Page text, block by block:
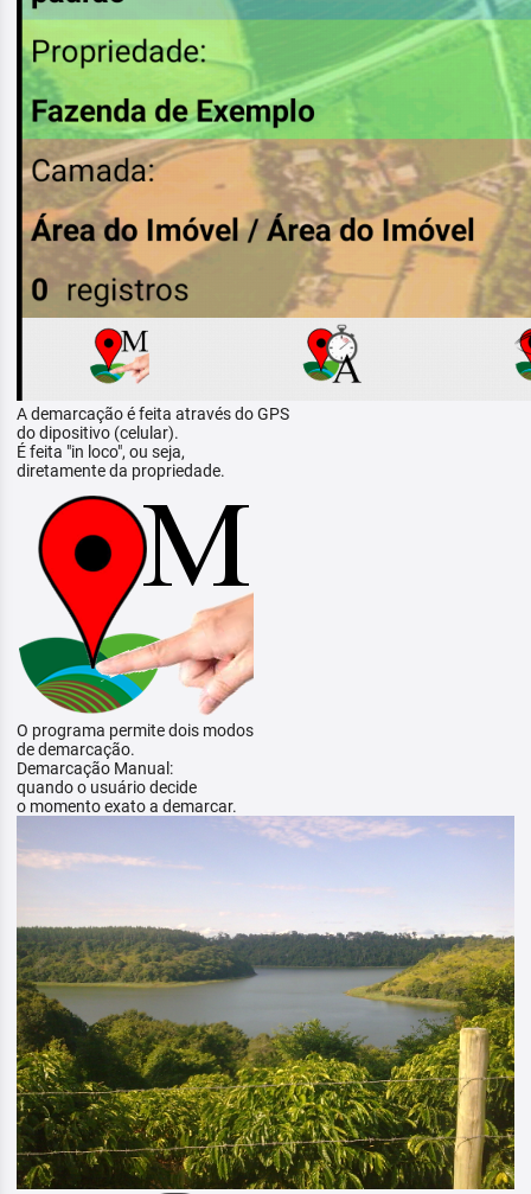
A demarcação é feita através do GPS
do dipositivo (celular).
É feita "in loco", ou seja,
diretamente da propriedade.
O programa permite dois modos
de demarcação.
Demarcação Manual:
quando o usuário decide
o momento exato a demarcar.